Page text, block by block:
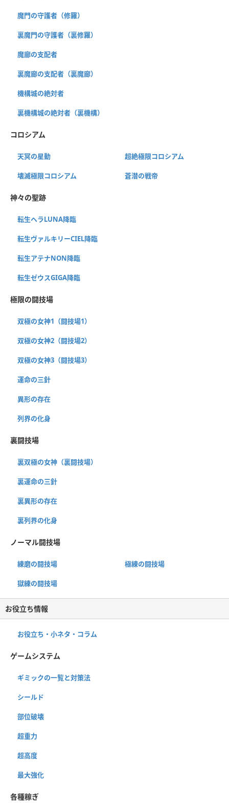
魔門の守護者（修羅）
裏魔門の守護者（裏修羅）
魔廊の支配者
裏魔廊の支配者（裏魔廊）
機構城の絶対者
裏機構城の絶対者（裏機構）
コロシアム
天冥の星動 超絶極限コロシアム
壊滅極限コロシアム 蒼潜の戦帝
神々の聖跡
転生ヘラLUNA降臨
転生ヴァルキリーCIEL降臨
転生アテナNON降臨
転生ゼウスGIGA降臨
極限の闘技場
双極の女神1（闘技場1）
双極の女神2（闘技場2）
双極の女神3（闘技場3）
運命の三針
異形の存在
列界の化身
裏闘技場
裏双極の女神（裏闘技場）
裏運命の三針
裏異形の存在
裏列界の化身
ノーマル闘技場
練磨の闘技場 極練の闘技場
獄練の闘技場
お役立ち情報
お役立ち・小ネタ・コラム
ゲームシステム
ギミックの一覧と対策法
シールド
部位破壊
超重力
超高度
最大強化
各種稼ぎ